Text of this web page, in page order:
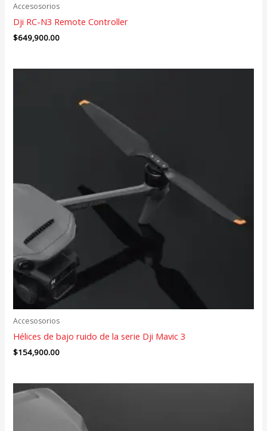
Accesosorios
Dji RC-N3 Remote Controller
$649,900.00
Accesosorios
Hélices de bajo ruido de la serie Dji Mavic 3
$154,900.00